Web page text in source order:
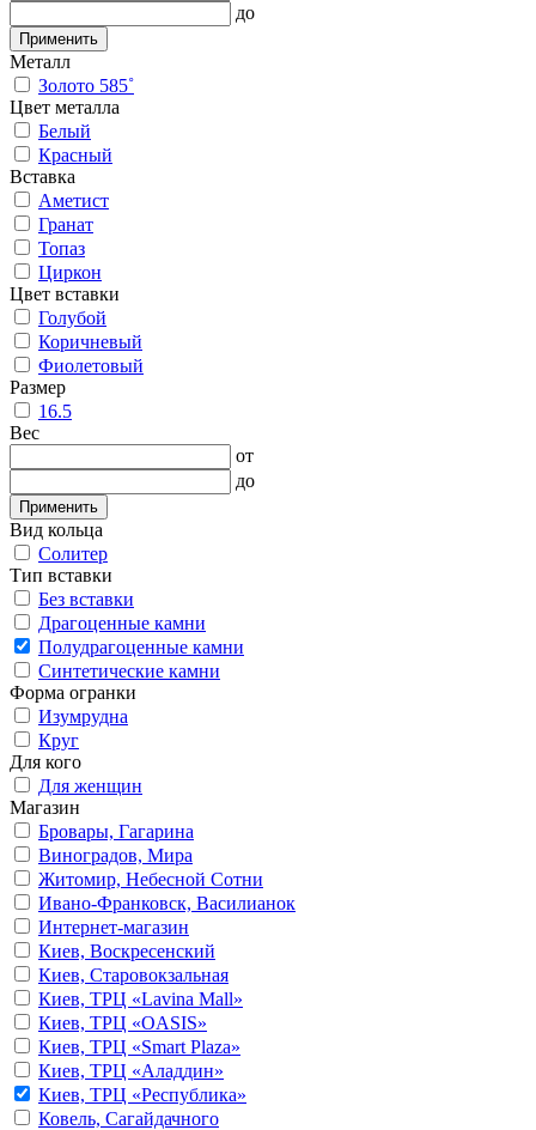
до
Применить
Металл
Золото 585˚
Цвет металла
Белый
Красный
Вставка
Аметист
Гранат
Топаз
Циркон
Цвет вставки
Голубой
Коричневый
Фиолетовый
Размер
16.5
Вес
от
до
Применить
Вид кольца
Солитер
Тип вставки
Без вставки
Драгоценные камни
Полудрагоценные камни
Синтетические камни
Форма огранки
Изумрудна
Круг
Для кого
Для женщин
Магазин
Бровары, Гагарина
Виноградов, Мира
Житомир, Небесной Сотни
Ивано-Франковск, Василианок
Интернет-магазин
Киев, Воскресенский
Киев, Старовокзальная
Киев, ТРЦ «Lavina Mall»
Киев, ТРЦ «OASIS»
Киев, ТРЦ «Smart Plaza»
Киев, ТРЦ «Аладдин»
Киев, ТРЦ «Республика»
Ковель, Сагайдачного